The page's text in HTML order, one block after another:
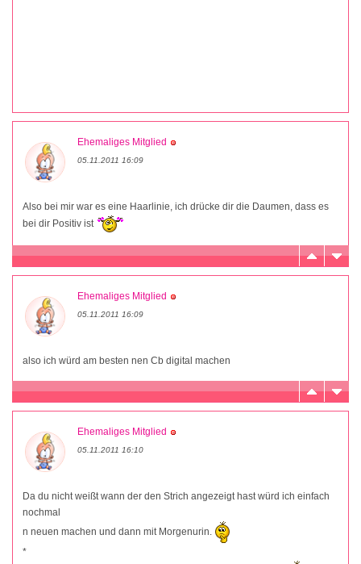
Ehemaliges Mitglied
05.11.2011 16:09
Also bei mir war es eine Haarlinie, ich drücke dir die Daumen, dass es
bei dir Positiv ist
Ehemaliges Mitglied
05.11.2011 16:09
also ich würd am besten nen Cb digital machen
Ehemaliges Mitglied
05.11.2011 16:10
Da du nicht weißt wann der den Strich angezeigt hast würd ich einfach
nochmal
n neuen machen und dann mit Morgenurin.
*